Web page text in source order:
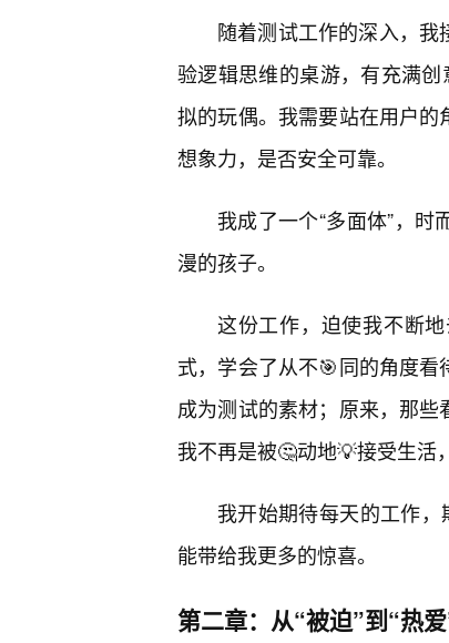
随着测试工作的深入，
验逻辑思维的桌游，有充满
拟的玩偶。我需要站在用户
想象力，是否安全可靠。
我成了一个“多面体”，
漫的孩子。
这份工作，迫使我不断
式，学会了从不🎯同的角度
成为测试的素材；原来，那些
我不再是被🤔动地💡接受生活
我开始期待每天的工作，
能带给我更多的惊喜。
第二章：从“被迫”到“热